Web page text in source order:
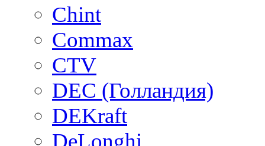
Chint
Commax
CTV
DEC (Голландия)
DEKraft
DeLonghi